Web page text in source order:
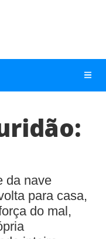
da nave
para casa,
do mal,